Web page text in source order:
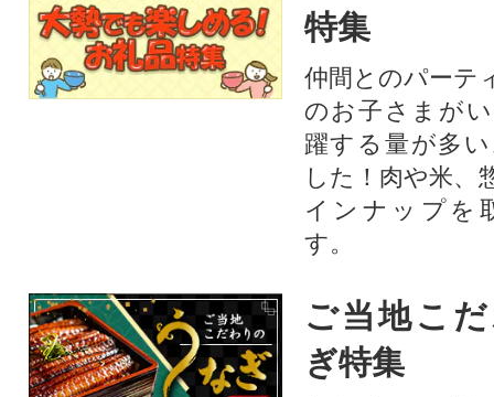
特集
仲間とのパーテ
のお子さまが
躍する量が多
した！肉や米、
インナップを
す。
ご当地こ
ぎ特集